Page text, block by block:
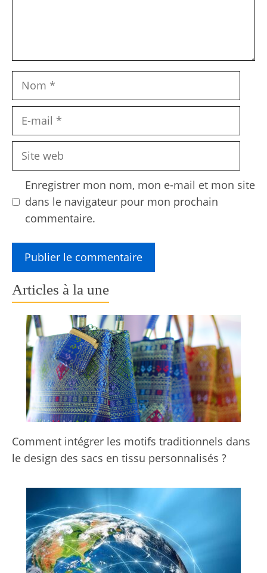
Nom
Site
Enregistrer mon nom, mon e-mail et mon site
dans le navigateur pour mon prochain
commentaire.
Articles à la une
Comment intégrer les motifs traditionnels dans
le design des sacs en tissu personnalisés ?